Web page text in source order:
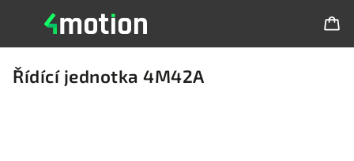
Řídící jednotka 4M42A